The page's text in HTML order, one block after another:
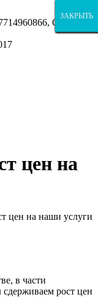
ОГРН:
цен на
цен на наши услуги
в части
рост цен
ЗАКРЫТЬ
ЗАКРЫТЬ
ЗАКРЫТЬ
ЗАКРЫТЬ
ЗАКРЫТЬ
ЗАКРЫТЬ
ЗАКРЫТЬ
ЗАКРЫТЬ
ЗАКРЫТЬ
ЗАКРЫТЬ
ЗАКРЫТЬ
ЗАКРЫТЬ
ЗАКРЫТЬ
ЗАКРЫТЬ